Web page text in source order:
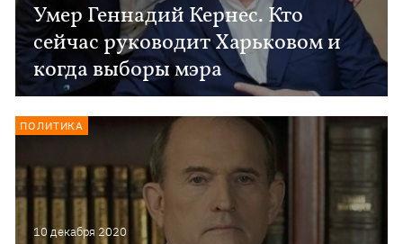
Умер Геннадий Кернес. Кто
сейчас руководит Харьковом и
когда выборы мэра
10 декабря 2020
ПОЛИТИКА